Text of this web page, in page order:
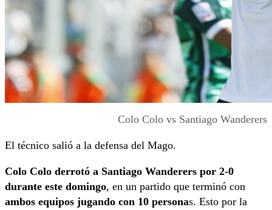
Colo Colo vs Santiago Wanderers
El técnico salió a la defensa del Mago.
Colo Colo derrotó a Santiago Wanderers por 2-0
durante este domingo, en un partido que terminó con
ambos equipos jugando con 10 personas. Esto por la